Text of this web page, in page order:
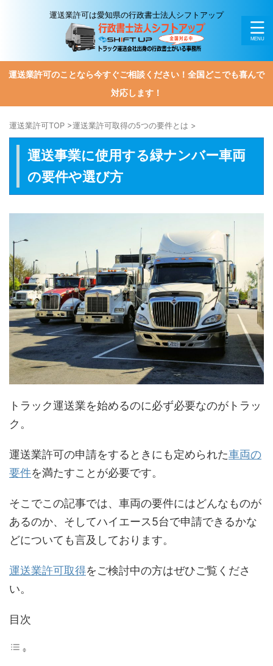
運送業許可は愛知県の行政書士法人シフトアップ
運送業許可のことなら今すぐご相談ください！全国どこでも喜んで
対応します！
運送業許可TOP >運送業許可取得の5つの要件とは >
運送事業に使用する緑ナンバー車両
の要件や選び方
トラック運送業を始めるのに必ず必要なのがトラッ
ク。
運送業許可の申請をするときにも定められた車両の
要件を満たすことが必要です。
そこでこの記事では、車両の要件にはどんなものが
あるのか、そしてハイエース5台で申請できるかな
どについても言及しております。
運送業許可取得をご検討中の方はぜひご覧くださ
い。
目次